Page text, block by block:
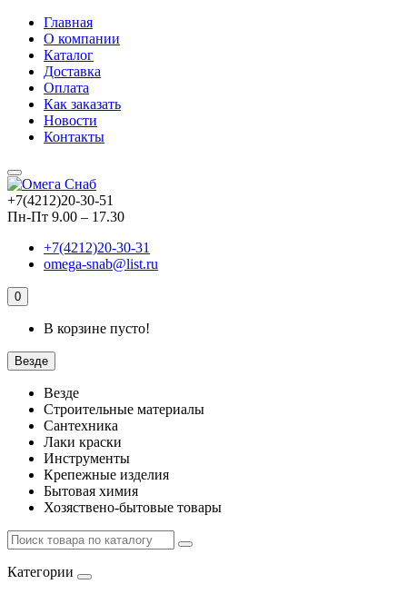
Главная
О компании
Каталог
Доставка
Оплата
Как заказать
Новости
Контакты
+7(4212)20-30-51
Пн-Пт 9.00 – 17.30
+7(4212)20-30-31
omega-snab@list.ru
0
В корзине пусто!
Везде
Везде
Строительные материалы
Сантехника
Лаки краски
Инструменты
Крепежные изделия
Бытовая химия
Хозяствено-бытовые товары
Категории